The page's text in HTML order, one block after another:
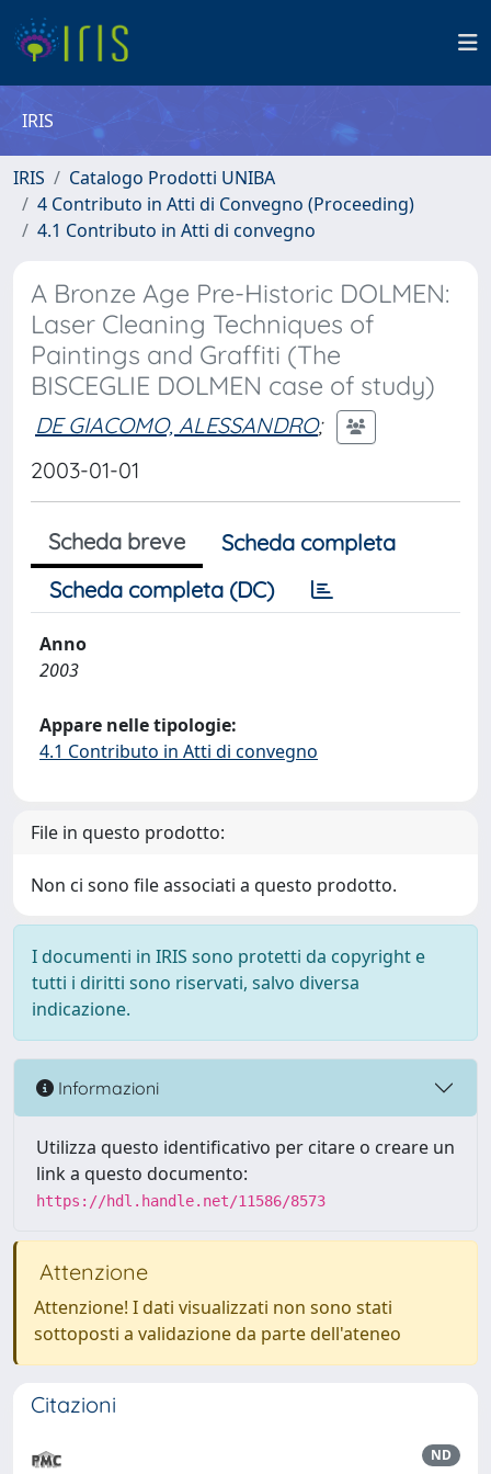
IRIS
IRIS
Catalogo Prodotti UNIBA
4 Contributo in Atti di Convegno (Proceeding)
4.1 Contributo in Atti di convegno
A Bronze Age Pre-Historic DOLMEN:
Laser Cleaning Techniques of
Paintings and Graffiti (The
BISCEGLIE DOLMEN case of study)
DE GIACOMO, ALESSANDRO;
2003-01-01
Scheda breve
Scheda completa
Scheda completa (DC)
Anno
2003
Appare nelle tipologie:
4.1 Contributo in Atti di convegno
File in questo prodotto:
Non ci sono file associati a questo prodotto.
I documenti in IRIS sono protetti da copyright e
tutti i diritti sono riservati, salvo diversa
indicazione.
Informazioni
Utilizza questo identificativo per citare o creare un
link a questo documento:
https://hdl.handle.net/11586/8573
Attenzione
Attenzione! I dati visualizzati non sono stati
sottoposti a validazione da parte dell'ateneo
Citazioni
ND